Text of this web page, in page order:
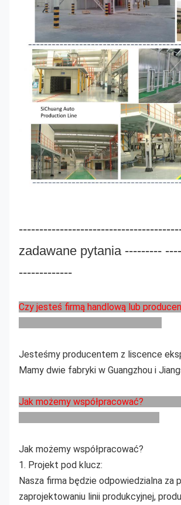
zadawane pytania ---------
-------------
Czy jesteś firmą handlową lub
Jesteśmy producentem z liscence
Mamy dwie fabryki w Guangzhou i
Jak możemy współpracować?
Jak możemy współpracować?
1. Projekt pod klucz:
Nasza firma będzie odpowiedzialna za
zaprojektowaniu linii produkcyjnej,